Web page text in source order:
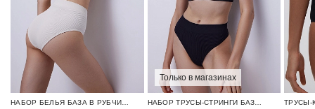
Только в магазинах